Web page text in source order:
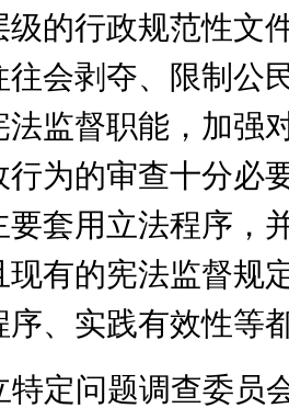
级的行政规范性文
往会剥夺、限制公
法监督职能，加强
行为的审查十分必
要套用立法程序，
现有的宪法监督规
序、实践有效性等
特定问题调查委员